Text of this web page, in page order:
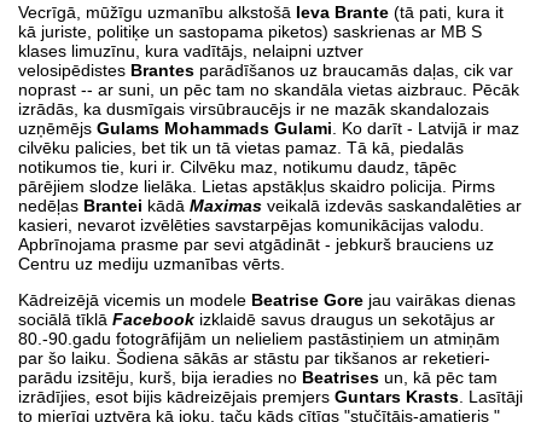
Vecrīgā, mūžīgu uzmanību alkstošā Ieva Brante (tā pati, kura it
kā juriste, politiķe un sastopama piketos) saskrienas ar MB S
klases limuzīnu, kura vadītājs, nelaipni uztver
velosipēdistes Brantes parādīšanos uz braucamās daļas, cik var
noprast -- ar suni, un pēc tam no skandāla vietas aizbrauc. Pēcāk
izrādās, ka dusmīgais virsūbraucējs ir ne mazāk skandalozais
uzņēmējs Gulams Mohammads Gulami . Ko darīt - Latvijā ir maz
cilvēku palicies, bet tik un tā vietas pamaz. Tā kā, piedalās
notikumos tie, kuri ir. Cilvēku maz, notikumu daudz, tāpēc
pārējiem slodze lielāka. Lietas apstākļus skaidro policija. Pirms
nedēļas Brantei kādā Maximas veikalā izdevās saskandalēties ar
kasieri, nevarot izvēlēties savstarpējas komunikācijas valodu.
Apbrīnojama prasme par sevi atgādināt - jebkurš brauciens uz
Centru uz mediju uzmanības vērts.
Kādreizējā vicemis un modele Beatrise Gore jau vairākas dienas
sociālā tīklā Facebook izklaidē savus draugus un sekotājus ar
80.-90.gadu fotogrāfijām un nelieliem pastāstiņiem un atmiņām
par šo laiku. Šodiena sākās ar stāstu par tikšanos ar reketieri-
parādu izsitēju, kurš, bija ieradies no Beatrises un, kā pēc tam
izrādījies, esot bijis kādreizējais premjers Guntars Krasts . Lasītāji
to mierīgi uztvēra kā joku, taču kāds cītīgs "stučītājs-amatieris "